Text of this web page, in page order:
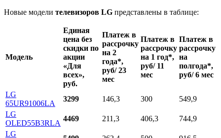
Новые модели телевизоров LG представлены в таблице:
Модель
Единая
цена без
скидки по
акции
«Для
всех»,
руб.
Платеж в
рассрочку
на 2
года*,
руб/ 23
мес
Платеж в
рассрочку
на 1 год*,
руб/ 11
мес
Платеж в
рассрочку
на
полгода*,
руб/ 6 мес
LG
65UR91006LA
3299 146,3 300
549,9
LG
OLED55B3RLA
4469 211,3 406,3
744,9
LG